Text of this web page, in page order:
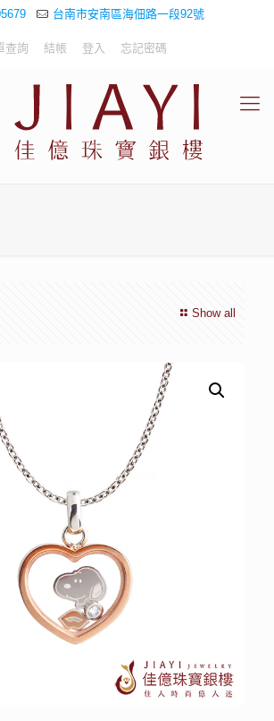
台南市安南區海佃路一段92號
查詢 結帳 登入 忘記密碼
Show all